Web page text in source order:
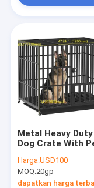
Metal Heavy Duty
Dog Crate With
Harga:USD100
MOQ:20gp
dapatkan harga